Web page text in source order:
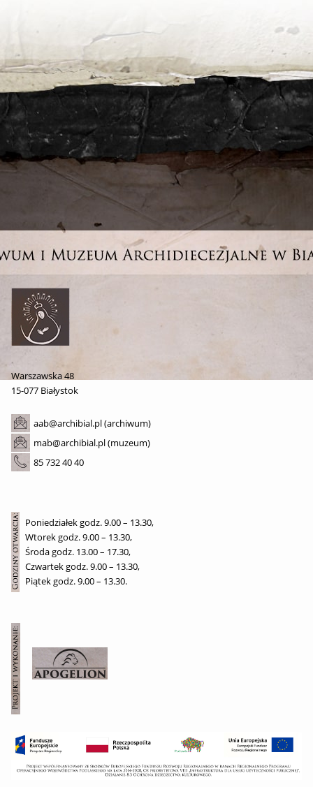
Warszawska 48
15-077 Białystok
aab@archibial.pl (archiwum)
mab@archibial.pl (muzeum)
85 732 40 40
Poniedziałek godz. 9.00 – 13.30,
Wtorek godz. 9.00 – 13.30,
Środa godz. 13.00 – 17.30,
Czwartek godz. 9.00 – 13.30,
Piątek godz. 9.00 – 13.30.